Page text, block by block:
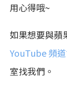
用心得哦~
如果想要與蘋
YouTube 頻
室找我們。